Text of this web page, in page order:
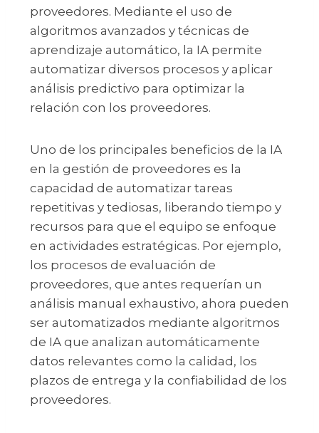
proveedores. Mediante el uso de
algoritmos avanzados y técnicas de
aprendizaje automático, la IA permite
automatizar diversos procesos y aplicar
análisis predictivo para optimizar la
relación con los proveedores.
Uno de los principales beneficios de la IA
en la gestión de proveedores es la
capacidad de automatizar tareas
repetitivas y tediosas, liberando tiempo y
recursos para que el equipo se enfoque
en actividades estratégicas. Por ejemplo,
los procesos de evaluación de
proveedores, que antes requerían un
análisis manual exhaustivo, ahora pueden
ser automatizados mediante algoritmos
de IA que analizan automáticamente
datos relevantes como la calidad, los
plazos de entrega y la confiabilidad de los
proveedores.